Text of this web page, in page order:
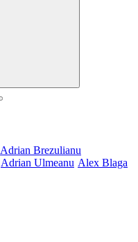
Adrian Brezulianu
Adrian Ulmeanu Alex Blaga